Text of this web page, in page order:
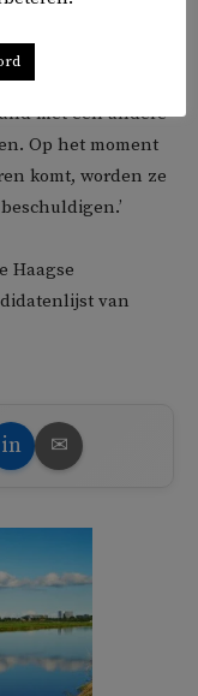
opinie zitten
ook Ates.
met een andere
Op het moment
komt, worden ze
Haagse
van
in ✉